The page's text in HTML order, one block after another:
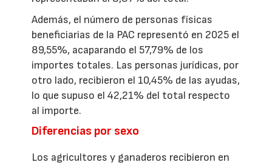
Además, el número de personas físicas
beneficiarias de la PAC representó en 2025 el
89,55%, acaparando el 57,79% de los
importes totales. Las personas jurídicas, por
otro lado, recibieron el 10,45% de las ayudas,
lo que supuso el 42,21% del total respecto
al importe.
Diferencias por sexo
Los agricultores y ganaderos recibieron en